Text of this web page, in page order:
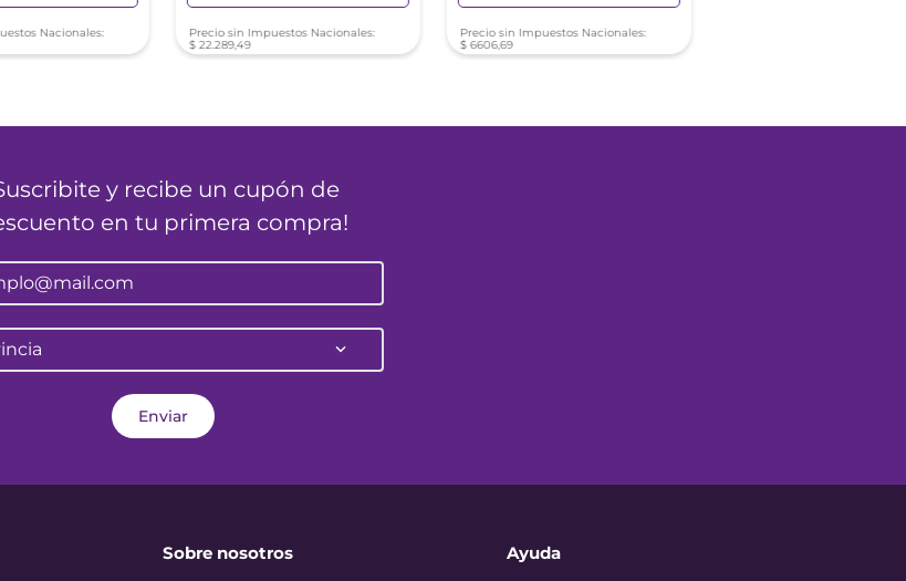
Nacionales:
Precio sin Impuestos Nacionales:
$ 22.289,49
Precio sin Impuestos Nacionales:
$ 6606,69
y recibe un cupón de
en tu primera compra!
Enviar
Sobre nosotros Ayuda